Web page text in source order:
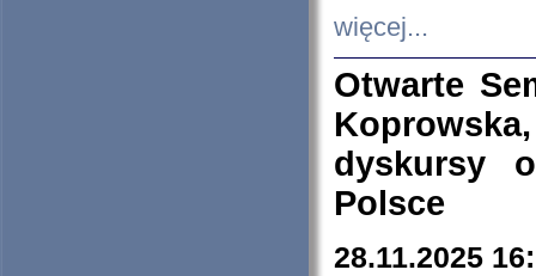
więcej...
Otwarte
dyskursy
Polsce
28.11.2025